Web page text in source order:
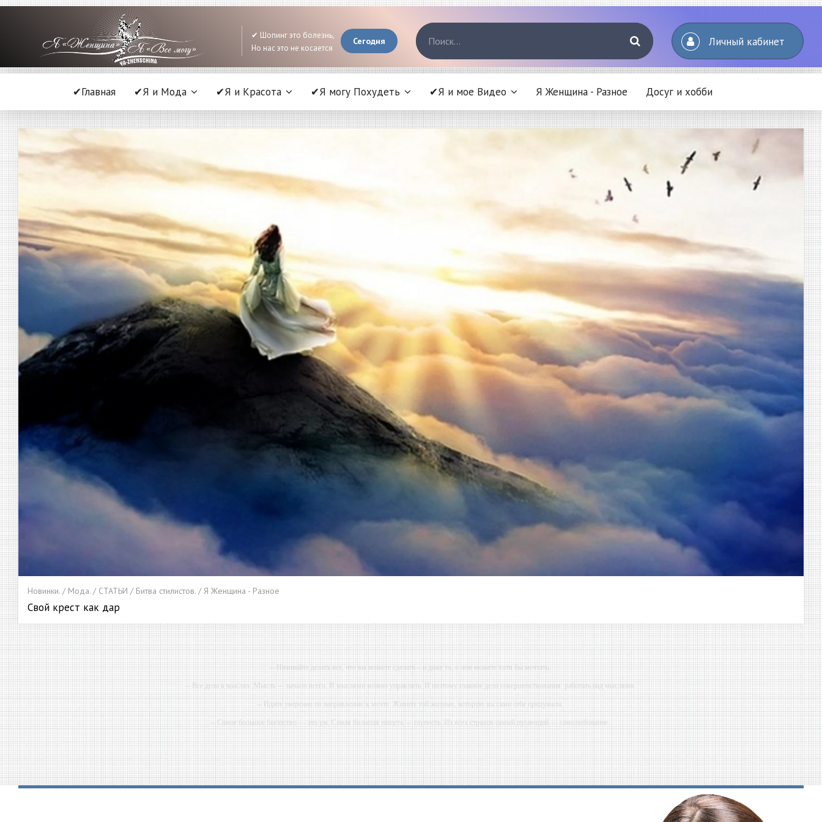
✔ Шопинг это болезнь,
Но нас это не косается
Сегодня Личный кабинет
✔Главная ✔Я и Мода ✔Я и Красота ✔Я могу Похудеть ✔Я и мое Видео Я Женщина - Разное Досуг и хобби
Новинки. / Мода. / СТАТЬИ / Битва стилистов. / Я Женщина - Разное
Свой крест как дар
-- Начинайте делать все, что вы можете сделать – и даже то, о чем можете хотя бы мечтать.
-- Все дело в мыслях. Мысль — начало всего. И мыслями можно управлять. И поэтому главное дело совершенствования: работать над мыслями.
-- Идите уверенно по направлению к мечте. Живите той жизнью, которую вы сами себе придумали.
-- Самое большое богатство — это ум. Самая большая нищета — глупость. Из всех страхов самый пугающий — самолюбование.
-- Лучшее, что можно сделать с хорошим советом, это пропустить его мимо ушей. Он никогда не бывает полезен никому, кроме того, кто его дал.
-- Люблю давать советы и очень не люблю, когда их дают мне.